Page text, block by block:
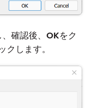
確認後、 OKをク
クします。